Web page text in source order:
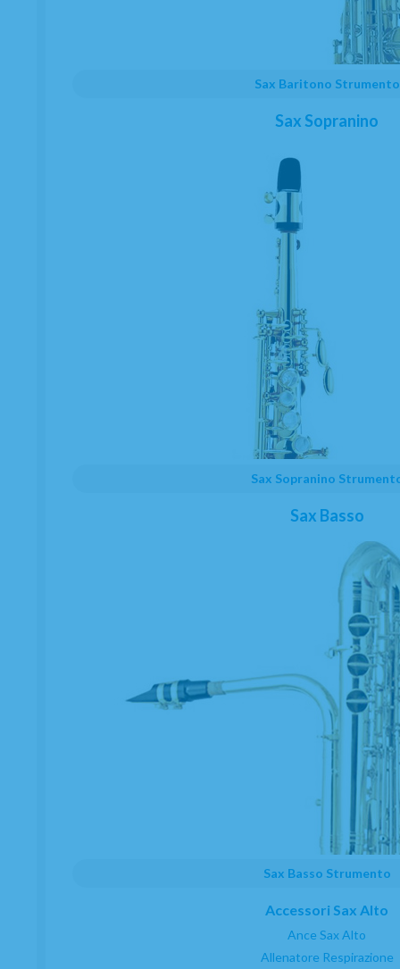
Sax Baritono Strumento
Sax Sopranino
Sax Sopranino
Sax Basso
Sax Basso Strumento
Accessori Sax Alto
Ance Sax Alto
Allenatore Respirazione